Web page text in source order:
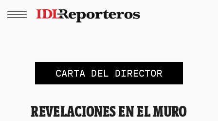
CARTA DEL DIRECTOR
REVELACIONES EN EL MURO